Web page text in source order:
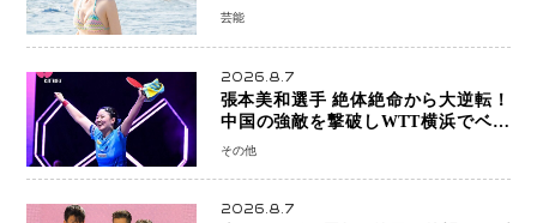
魅せる25歳の新境地
芸能
2026.8.7
張本美和選手 絶体絶命から大逆転！
中国の強敵を撃破しWTT横浜でベス
ト8進出
その他
2026.8.7